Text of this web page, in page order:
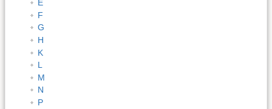
E
F
G
H
K
L
M
N
P